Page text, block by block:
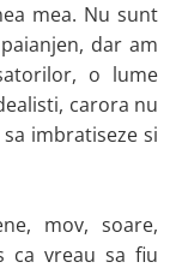
mea. Nu sunt
dar am
o lume
carora nu
imbratiseze si
mov, soare,
ca vreau sa fiu